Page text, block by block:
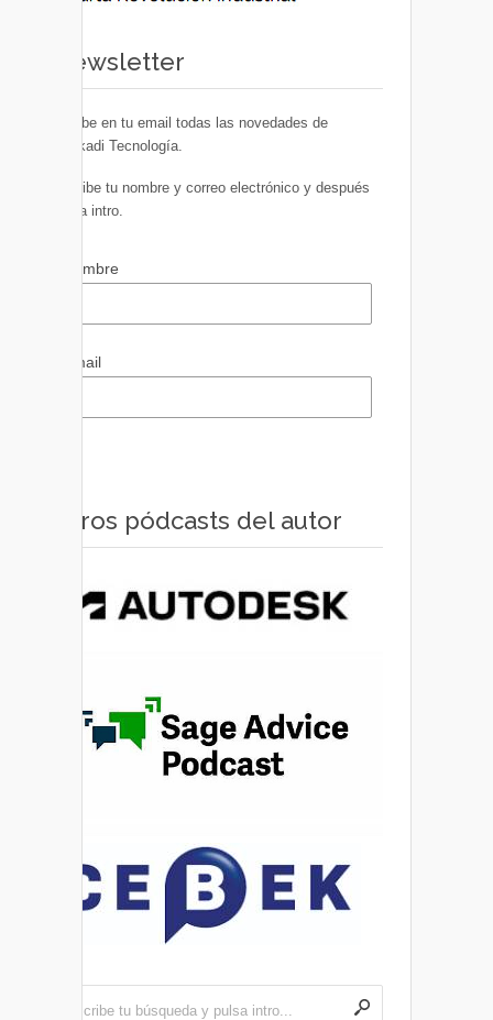
Newsletter
Recibe en tu email todas las novedades de
Euskadi Tecnología.
Escribe tu nombre y correo electrónico y después
pulsa intro.
Nombre
Email
Otros pódcasts del autor